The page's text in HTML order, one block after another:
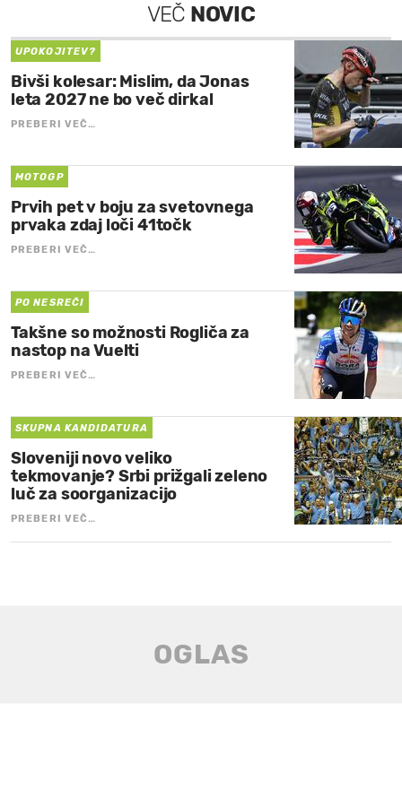
VEČ NOVIC
UPOKOJITEV?
Bivši kolesar: Mislim, da Jonas
leta 2027 ne bo več dirkal
PREBERI VEČ…
MOTOGP
Prvih pet v boju za svetovnega
prvaka zdaj loči 41točk
PREBERI VEČ…
PO NESREČI
Takšne so možnosti Rogliča za
nastop na Vuelti
PREBERI VEČ…
SKUPNA KANDIDATURA
Sloveniji novo veliko
tekmovanje? Srbi prižgali zeleno
luč za soorganizacijo
PREBERI VEČ…